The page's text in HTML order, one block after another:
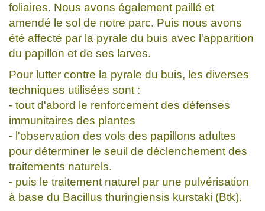
foliaires. Nous avons également paillé et
amendé le sol de notre parc. Puis nous avons
été affecté par la pyrale du buis avec l'apparition
du papillon et de ses larves.
Pour lutter contre la pyrale du buis, les diverses
techniques utilisées sont :
- tout d'abord le renforcement des défenses
immunitaires des plantes
- l'observation des vols des papillons adultes
pour déterminer le seuil de déclenchement des
traitements naturels.
- puis le traitement naturel par une pulvérisation
à base du Bacillus thuringiensis kurstaki (Btk).